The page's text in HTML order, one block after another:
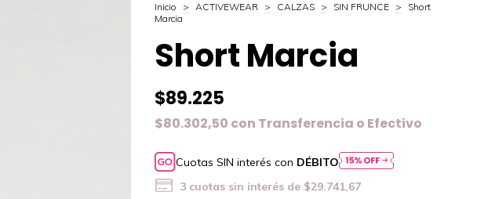
Inicio > ACTIVEWEAR > CALZAS > SIN FRUNCE >
Short
Marcia
Short Marcia
$89.225
$80.302,50 con Transferencia o Efectivo
Cuotas SIN interés con DÉBITO
3 cuotas sin interés de $29.741,67